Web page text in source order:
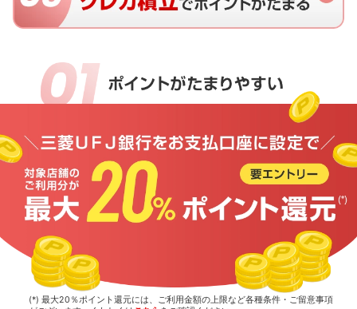
(*) 最大20％ポイント還元には、ご利用金額の上限など各種条件・ご留意事項